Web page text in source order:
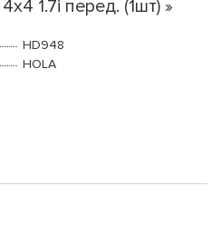
1.7i перед. (1шт) »
HD948
HOLA